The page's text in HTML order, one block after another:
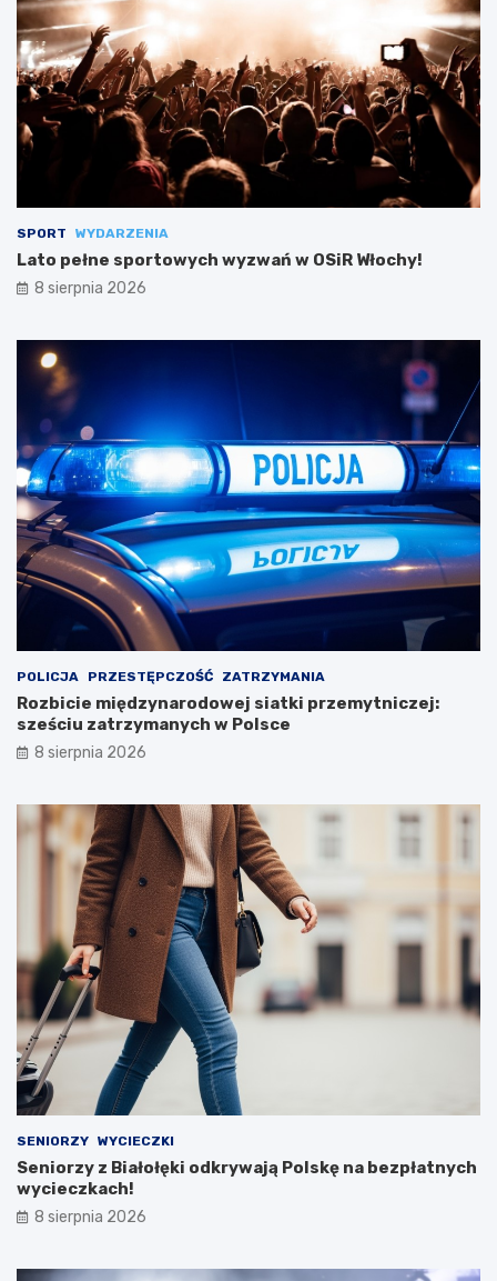
SPORT WYDARZENIA
Lato pełne sportowych wyzwań w OSiR Włochy!
8 sierpnia 2026
POLICJA PRZESTĘPCZOŚĆ ZATRZYMANIA
Rozbicie międzynarodowej siatki przemytniczej:
sześciu zatrzymanych w Polsce
8 sierpnia 2026
SENIORZY WYCIECZKI
Seniorzy z Białołęki odkrywają Polskę na bezpłatnych
wycieczkach!
8 sierpnia 2026